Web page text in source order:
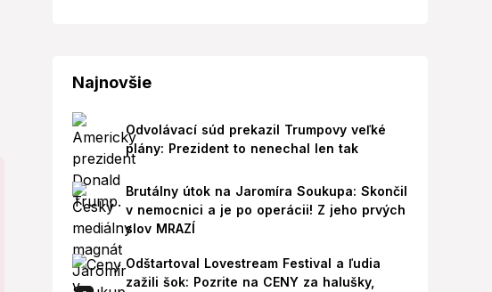
Najnovšie
Odvolávací súd prekazil Trumpovy veľké
plány: Prezident to nenechal len tak
Brutálny útok na Jaromíra Soukupa: Skončil
v nemocnici a je po operácii! Z jeho prvých
slov MRAZÍ
Odštartoval Lovestream Festival a ľudia
zažili šok: Pozrite na CENY za halušky,